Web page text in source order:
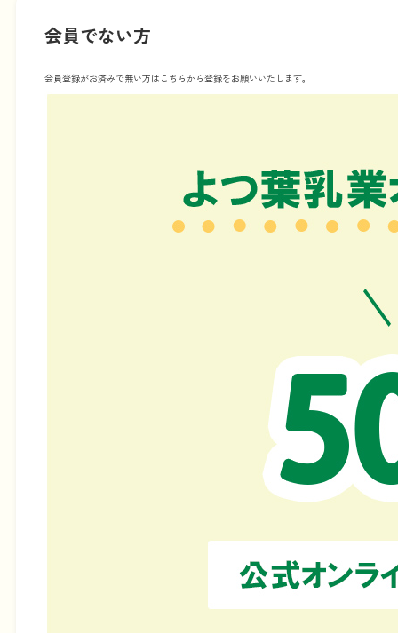
会員でない方
会員登録がお済みで無い方はこちらから登録をお願いいたします。